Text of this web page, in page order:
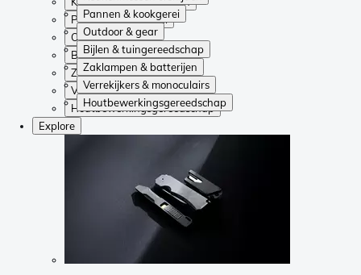
Pannen & kookgerei
Outdoor & gear
Bijlen & tuingereedschap
Zaklampen & batterijen
Verrekijkers & monoculairs
Houtbewerkingsgereedschap
Pannen & kookgerei
Outdoor & gear
Bijlen & tuingereedschap
Zaklampen & batterijen
Verrekijkers & monoculairs
Houtbewerkingsgereedschap
Explore